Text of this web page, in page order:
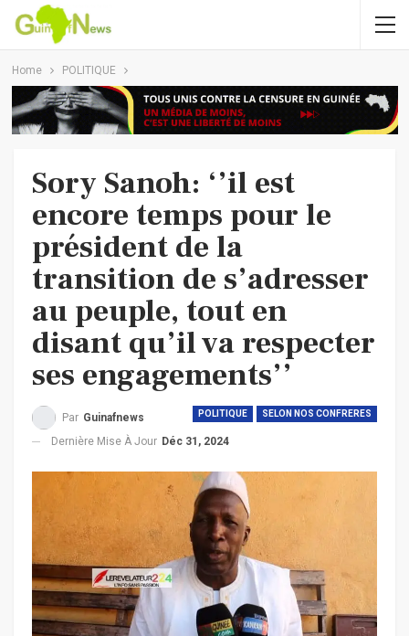
Home POLITIQUE
Sory Sanoh: ‘’il est
encore temps pour le
président de la
transition de s’adresser
au peuple, tout en
disant qu’il va respecter
ses engagements’’
POLITIQUE SELON NOS CONFRERES
Par Guinafnews
Dernière Mise À Jour Déc 31, 2024